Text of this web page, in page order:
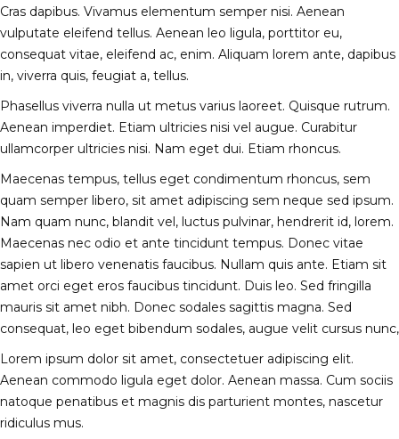
Cras dapibus. Vivamus elementum semper nisi. Aenean
vulputate eleifend tellus. Aenean leo ligula, porttitor eu,
consequat vitae, eleifend ac, enim. Aliquam lorem ante, dapibus
in, viverra quis, feugiat a, tellus.
Phasellus viverra nulla ut metus varius laoreet. Quisque rutrum.
Aenean imperdiet. Etiam ultricies nisi vel augue. Curabitur
ullamcorper ultricies nisi. Nam eget dui. Etiam rhoncus.
Maecenas tempus, tellus eget condimentum rhoncus, sem
quam semper libero, sit amet adipiscing sem neque sed ipsum.
Nam quam nunc, blandit vel, luctus pulvinar, hendrerit id, lorem.
Maecenas nec odio et ante tincidunt tempus. Donec vitae
sapien ut libero venenatis faucibus. Nullam quis ante. Etiam sit
amet orci eget eros faucibus tincidunt. Duis leo. Sed fringilla
mauris sit amet nibh. Donec sodales sagittis magna. Sed
consequat, leo eget bibendum sodales, augue velit cursus nunc,
Lorem ipsum dolor sit amet, consectetuer adipiscing elit.
Aenean commodo ligula eget dolor. Aenean massa. Cum sociis
natoque penatibus et magnis dis parturient montes, nascetur
ridiculus mus.